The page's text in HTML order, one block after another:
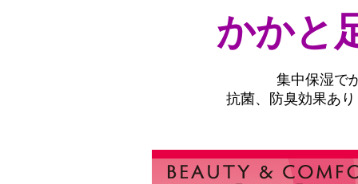
かかと
集中保湿で
抗菌、防臭効果あ